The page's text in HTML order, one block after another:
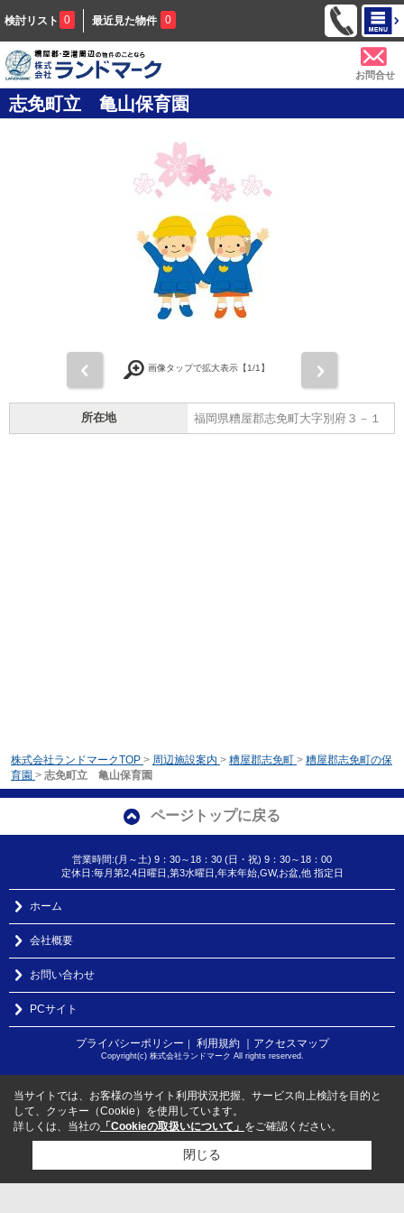
検討リスト 0 最近見た物件 0
お問合せ
志免町立 亀山保育園
画像タップで拡大表示【1/1】
所在地 福岡県糟屋郡志免町大字別府３－１
株式会社ランドマークTOP > 周辺施設案内 > 糟屋郡志免町 > 糟屋郡志免町の保
育園 > 志免町立 亀山保育園
ページトップに戻る
営業時間:(月～土) 9：30～18：30 (日・祝) 9：30～18：00
定休日:毎月第2,4日曜日,第3水曜日,年末年始,GW,お盆,他 指定日
ホーム
会社概要
お問い合わせ
PCサイト
プライバシーポリシー ｜ 利用規約 ｜アクセスマップ
Copyright(c) 株式会社ランドマーク All rights reserved.
当サイトでは、お客様の当サイト利用状況把握、サービス向上検討を目的と
して、クッキー（Cookie）を使用しています。
詳しくは、当社の 「Cookieの取扱いについて」 をご確認ください。
閉じる